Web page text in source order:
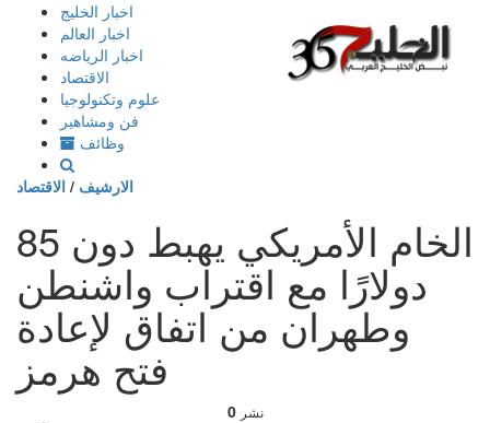
إذهب
المحتوى
اخبار الخليج
اخبار العالم
اخبار الرياضه
الاقتصاد
علوم وتكنولوجيا
فن ومشاهير
وظائف
الارشيف / الاقتصاد
الخام الأمريكي يهبط دون 85
دولارًا مع اقتراب واشنطن
وطهران من اتفاق لإعادة
فتح هرمز
0 نشر